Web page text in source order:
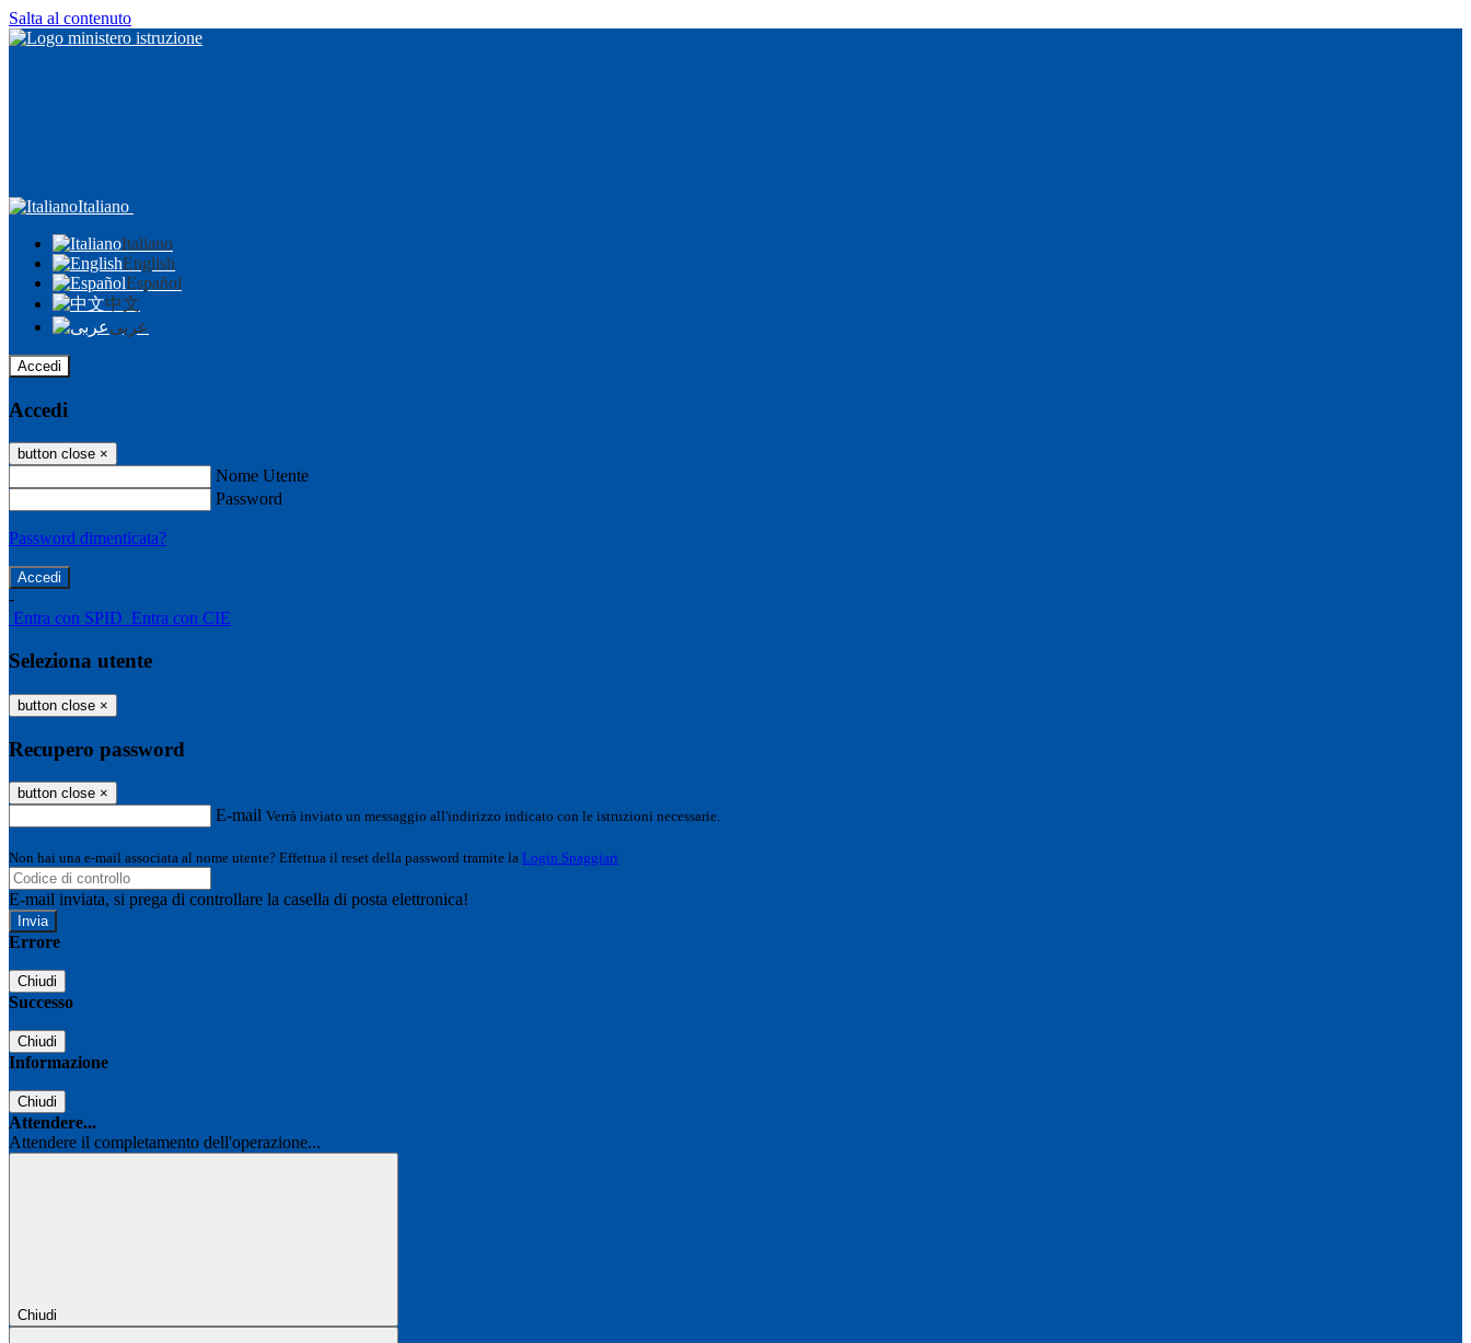
Salta al contenuto
Italiano
Italiano
English
Español
中文
عربى
Accedi
Accedi
button close ×
Nome Utente
Password
Password dimenticata?
-
Entra con SPID Entra con CIE
Seleziona utente
button close ×
Recupero password
button close ×
E-mail Verrà inviato un messaggio all'indirizzo indicato con le istruzioni necessarie.
Non hai una e-mail associata al nome utente? Effettua il reset della password tramite la Login Spaggiari
E-mail inviata, si prega di controllare la casella di posta elettronica!
Errore
Chiudi
Successo
Chiudi
Informazione
Chiudi
Attendere...
Attendere il completamento dell'operazione...
Chiudi